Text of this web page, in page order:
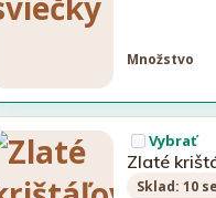
Množstvo
Vybrať
Zlaté
Sklad: 10